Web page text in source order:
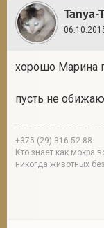
Tanya-
хорошо Марина
пусть не
+375 (29) 316-52-88
Кто знает как мокра
никогда животных